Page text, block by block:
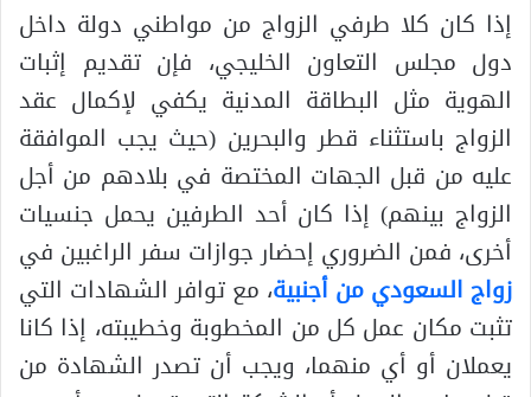
إذا كان كلا طرفي الزواج من مواطني دولة داخل
دول مجلس التعاون الخليجي، فإن تقديم إثبات
الهوية مثل البطاقة المدنية يكفي لإكمال عقد
الزواج باستثناء قطر والبحرين (حيث يجب الموافقة
عليه من قبل الجهات المختصة في بلادهم من أجل
الزواج بينهم) إذا كان أحد الطرفين يحمل جنسيات
أخرى، فمن الضروري إحضار جوازات سفر الراغبين في
زواج السعودي من أجنبية، مع توافر الشهادات التي
تثبت مكان عمل كل من المخطوبة وخطيبته، إذا كانا
يعملان أو أي منهما، ويجب أن تصدر الشهادة من